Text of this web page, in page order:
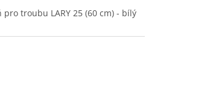
pro troubu LARY 25 (60 cm) - bílý